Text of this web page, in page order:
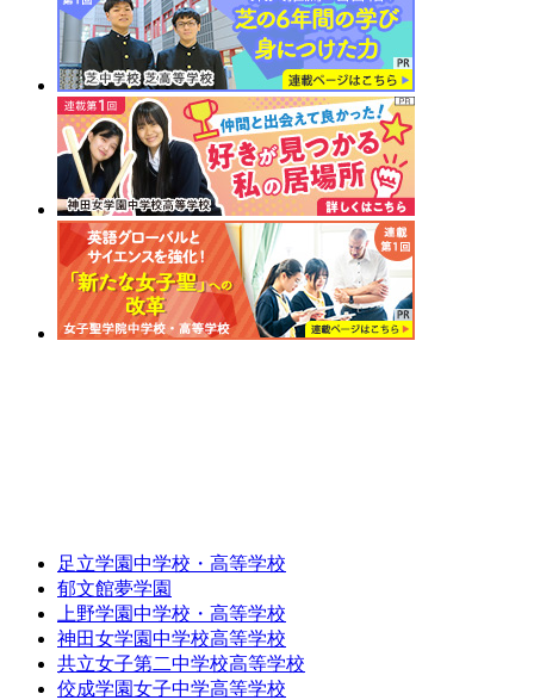
足立学園中学校・高等学校
郁文館夢学園
上野学園中学校・高等学校
神田女学園中学校高等学校
共立女子第二中学校高等学校
佼成学園女子中学高等学校